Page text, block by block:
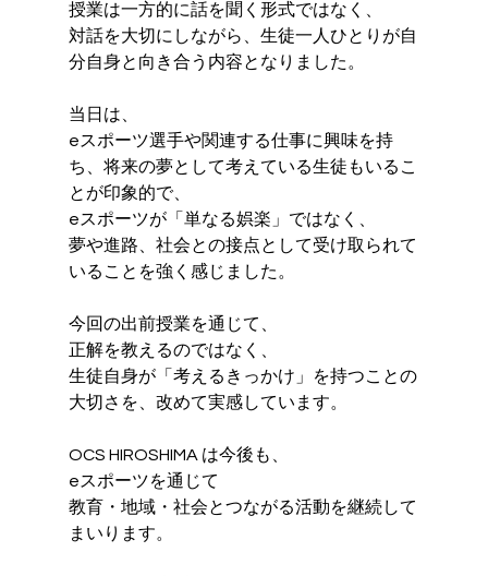
授業は一方的に話を聞く形式ではなく、
対話を大切にしながら、生徒一人ひとりが自
分自身と向き合う内容となりました。
当日は、
eスポーツ選手や関連する仕事に興味を持
ち、将来の夢として考えている生徒もいるこ
とが印象的で、
eスポーツが「単なる娯楽」ではなく、
夢や進路、社会との接点として受け取られて
いることを強く感じました。
今回の出前授業を通じて、
正解を教えるのではなく、
生徒自身が「考えるきっかけ」を持つことの
大切さを、改めて実感しています。
OCS HIROSHIMA は今後も、
eスポーツを通じて
教育・地域・社会とつながる活動を継続して
まいります。